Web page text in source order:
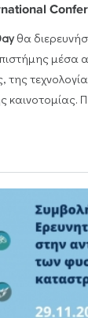
θα
μέσα
της
καινοτομίας.